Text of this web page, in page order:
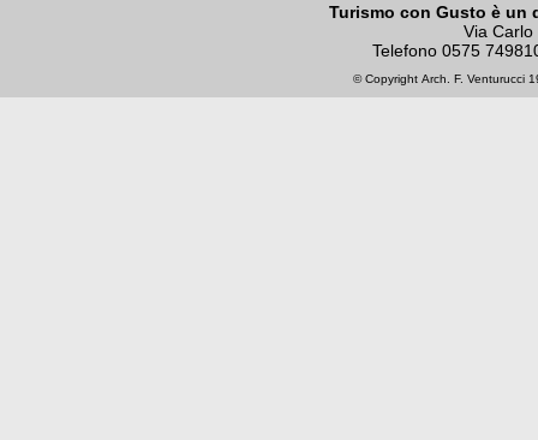
Turismo con Gusto è un
Via
Telefono 0575
© Copyright Arch. F. Venturucci